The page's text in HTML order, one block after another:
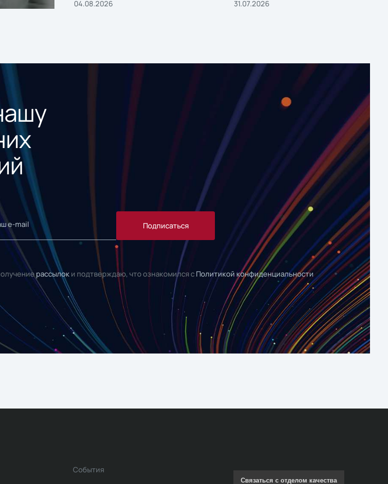
04.08.2026 31.07.2026
Подписаться
рассылок и подтверждаю, что ознакомился с Политикой конфиденциальности
События
Связаться с отделом качества